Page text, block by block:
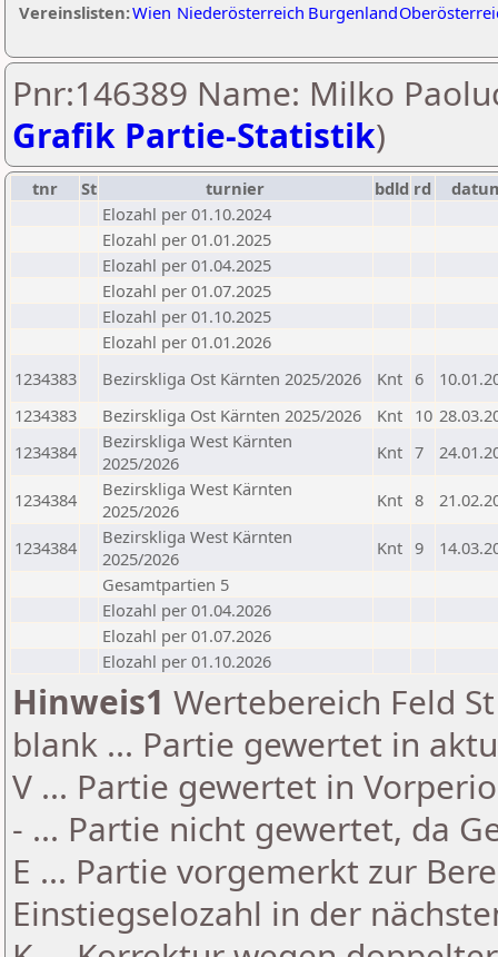
Vereinslisten:Wien Niederösterreich Burgenland
Pnr:146389 Name: Milko
Grafik Partie-Statistik)
tnr St turnier bdld rd
Elozahl per 01.10.2024
Elozahl per 01.01.2025
Elozahl per 01.04.2025
Elozahl per 01.07.2025
Elozahl per 01.10.2025
Elozahl per 01.01.2026
1234383
Bezirskliga Ost Kärnten 2025/2026 Knt 6
1234383
Bezirskliga Ost Kärnten 2025/2026 Knt 10
1234384
Bezirskliga West Kärnten
2025/2026
Knt 7
1234384
Bezirskliga West Kärnten
2025/2026
Knt 8
1234384
Bezirskliga West Kärnten
2025/2026
Knt 9
Gesamtpartien 5
Elozahl per 01.04.2026
Elozahl per 01.07.2026
Elozahl per 01.10.2026
Hinweis1 Wertebereich Feld
blank ... Partie gewertet in
V ... Partie gewertet in
- ... Partie nicht gewertet, da
E ... Partie vorgemerkt zur
Einstiegselozahl in der